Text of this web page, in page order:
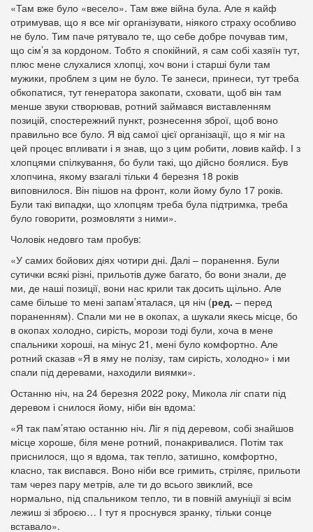
«Там вже було «весело». Там вже війна була. Але я кайф
отримував, що я все міг організувати, ніякого страху особливо
не було. Тим паче рятувало те, що себе добре почував тим,
що сім’я за кордоном. Тобто я спокійний, я сам собі хазяїн тут,
плюс мене слухалися хлопці, хоч вони і старші були там
мужики, проблем з цим не було. Те занеси, принеси, тут треба
обкопатися, тут генератора закопати, сховати, щоб він там
менше звуки створював, ротний займався виставленням
позицій, спостережний пункт, рознесення зброї, щоб воно
правильно все було. Я від самої цієї організації, що я міг на
цей процес впливати і я знав, що з цим робити, ловив кайф. І з
хлопцями спілкування, бо були такі, що дійсно боялися. Був
хлопчина, якому взагалі тільки 4 березня 18 років
виповнилося. Він пішов на фронт, коли йому було 17 років.
Були такі випадки, що хлопцям треба була підтримка, треба
було говорити, розмовляти з ними».
Чоловік недовго там пробув:
«У самих бойових діях чотири дні. Далі – поранення. Були
сутички всякі різні, прильотів дуже багато, бо вони знали, де
ми, де наші позиції, вони нас крили так досить щільно. Але
саме більше то мені запам’яталася, ця ніч (ред. – перед
пораненням). Спали ми не в окопах, а шукали якесь місце, бо
в окопах холодно, сирість, морози тоді були, хоча в мене
спальники хороші, на мінус 21, мені було комфортно. Але
ротний сказав «Я в яму не полізу, там сирість, холодно» і ми
спали під деревами, находили виямки».
Останню ніч, на 24 березня 2022 року, Микола ліг спати під
деревом і снилося йому, ніби він вдома:
«Я так пам’ятаю останню ніч. Ліг я під деревом, собі знайшов
місце хороше, біля мене ротний, понакривалися. Потім так
приснилося, що я вдома, так тепло, затишно, комфортно,
класно, так виспався. Воно ніби все гримить, стріляє, прильоти
там через пару метрів, але ти до всього звиклий, все
нормально, під спальником тепло, ти в повній амуніції зі всім
лежиш зі зброєю… І тут я проснувся зранку, тільки сонце
вставало».